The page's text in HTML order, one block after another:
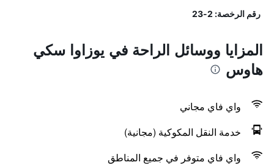
رقم الرخصة: 2-23
المزايا ووسائل الراحة في يوزاوا سكي
هاوس
واي فاي مجاني
خدمة النقل المكوكية (مجانية)
واي فاي متوفر في جميع المناطق